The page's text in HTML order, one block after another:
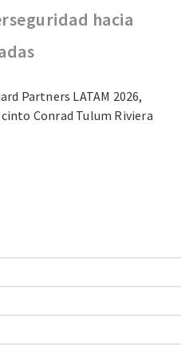
hacia
Partners LATAM 2026,
Conrad Tulum Riviera